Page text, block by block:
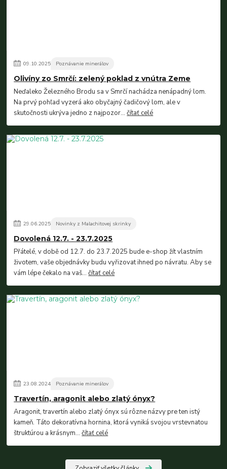
09.10.2025 Poznávanie minerálov
Olivíny zo Smrčí: zelený poklad z vnútra Zeme
Neďaleko Železného Brodu sa v Smrčí nachádza nenápadný lom.
Na prvý pohľad vyzerá ako obyčajný čadičový lom, ale v
skutočnosti ukrýva jedno z najpozor...čítať celé
29.06.2025 Novinky z Malachitovej skrinky
Dovolená 12.7. - 23.7.2025
Přátelé, v době od 12.7. do 23.7.2025 bude e-shop žít vlastním
životem, vaše objednávky budu vyřizovat ihned po návratu. Aby se
vám lépe čekalo na vaš...čítať celé
23.08.2024 Poznávanie minerálov
Travertín, aragonit alebo zlatý ónyx?
Aragonit, travertín alebo zlatý ónyx sú rôzne názvy pre ten istý
kameň. Táto dekoratívna hornina, ktorá vyniká svojou vrstevnatou
štruktúrou a krásnym...čítať celé